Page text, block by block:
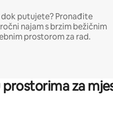
putujete? Pronađite
najam s brzim bežičnim
prostorom za rad.
prostorima za